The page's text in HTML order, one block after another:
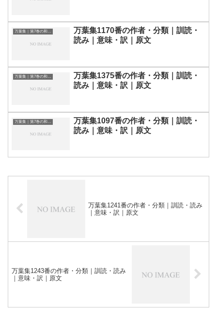
万葉集｜第7巻の和歌一覧
万葉集1170番の作者・分類｜訓読・
読み｜意味・訳｜原文
万葉集｜第7巻の和歌一覧
万葉集1375番の作者・分類｜訓読・
読み｜意味・訳｜原文
万葉集1097番の作者・分類｜訓読・
読み｜意味・訳｜原文
万葉集1241番の作者・分類｜訓読・読み
｜意味・訳｜原文
万葉集1243番の作者・分類｜訓読・読み
｜意味・訳｜原文